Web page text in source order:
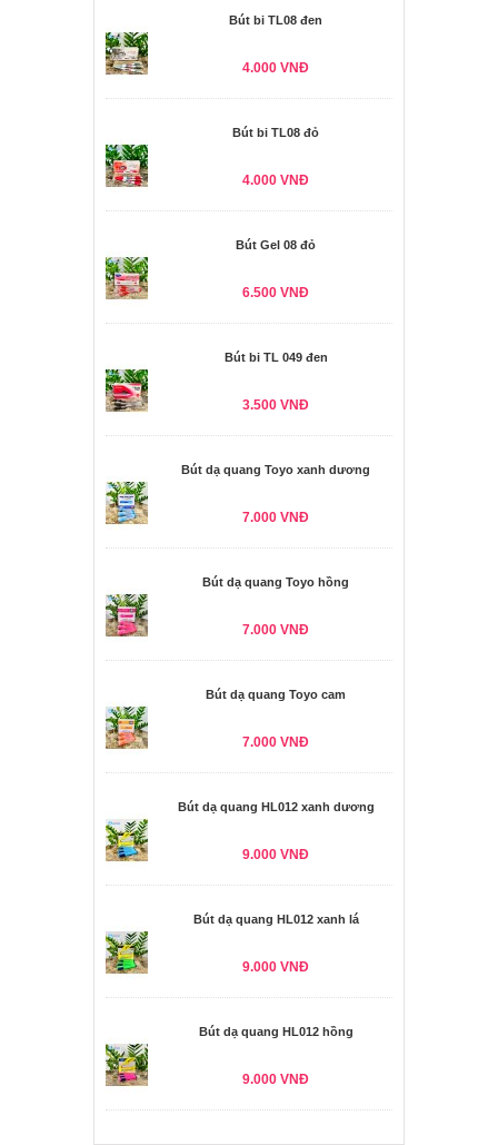
Bút bi TL08 đen
4.000 VNĐ
Bút bi TL08 đỏ
4.000 VNĐ
Bút Gel 08 đỏ
6.500 VNĐ
Bút bi TL 049 đen
3.500 VNĐ
Bút dạ quang Toyo xanh dương
7.000 VNĐ
Bút dạ quang Toyo hồng
7.000 VNĐ
Bút dạ quang Toyo cam
7.000 VNĐ
Bút dạ quang HL012 xanh dương
9.000 VNĐ
Bút dạ quang HL012 xanh lá
9.000 VNĐ
Bút dạ quang HL012 hồng
9.000 VNĐ